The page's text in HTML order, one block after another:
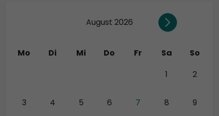
August 2026
Mo Di Mi Do Fr Sa
So
1 2
3 4 5 6 7 8 9